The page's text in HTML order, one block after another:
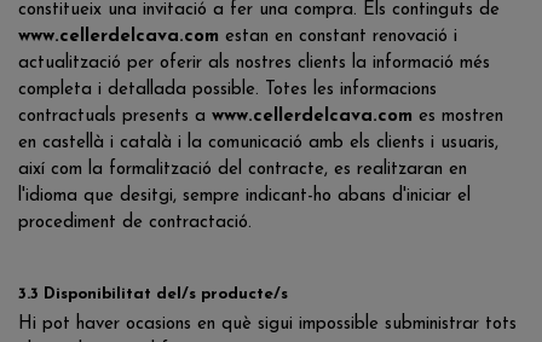
constitueix una invitació a fer una compra. Els continguts de
www.cellerdelcava.com estan en constant renovació i
actualització per oferir als nostres clients la informació més
completa i detallada possible. Totes les informacions
contractuals presents a www.cellerdelcava.com es mostren
en castellà i català i la comunicació amb els clients i usuaris,
així com la formalització del contracte, es realitzaran en
l'idioma que desitgi, sempre indicant-ho abans d'iniciar el
procediment de contractació.
3.3 Disponibilitat del/s producte/s
Hi pot haver ocasions en què sigui impossible subministrar tots